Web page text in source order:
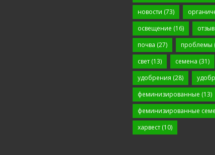
новости (73)
освещение (16) отзыв
почва (27) проблемы
свет (13) семена (31)
удобрения (28)
феминизированные (13)
феминизированные
харвест (10)